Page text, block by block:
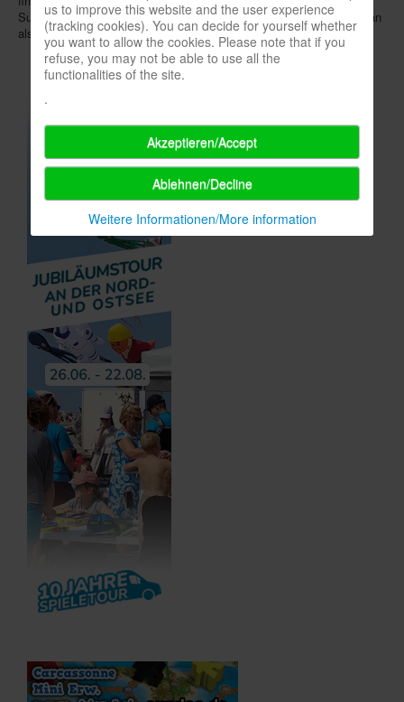
Sunday games live on theirYouTube channel. Further information can
also be found onFacebook.
us to improve this website and the user experience
(tracking cookies). You can decide for yourself whether
you want to allow the cookies. Please note that if you
refuse, you may not be able to use all the
functionalities of the site.
.
Akzeptieren/Accept
Ablehnen/Decline
Weitere Informationen/More information